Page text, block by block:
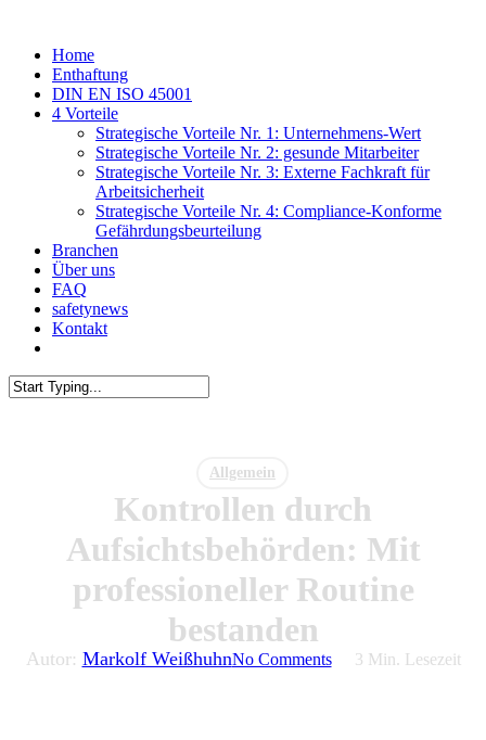
main
content
Menu
Home
Enthaftung
DIN EN ISO 45001
4 Vorteile
Strategische Vorteile Nr. 1: Unternehmens-Wert
Strategische Vorteile Nr. 2: gesunde Mitarbeiter
Strategische Vorteile Nr. 3: Externe Fachkraft für
Arbeitsicherheit
Strategische Vorteile Nr. 4: Compliance-Konforme
Gefährdungsbeurteilung
Branchen
Über uns
FAQ
safetynews
Kontakt
Allgemein
Kontrollen durch
Aufsichtsbehörden: Mit
professioneller Routine
bestanden
Autor: Markolf WeißhuhnNo Comments 3 Min. Lesezeit